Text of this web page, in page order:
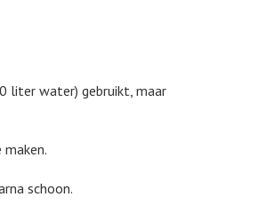
liter water) gebruikt, maar
schoon.